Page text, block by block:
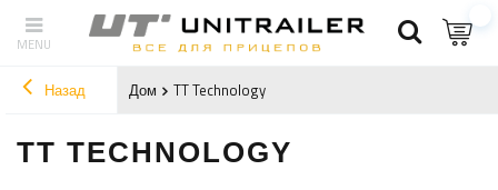
Назад Дом TT Technology
TT TECHNOLOGY